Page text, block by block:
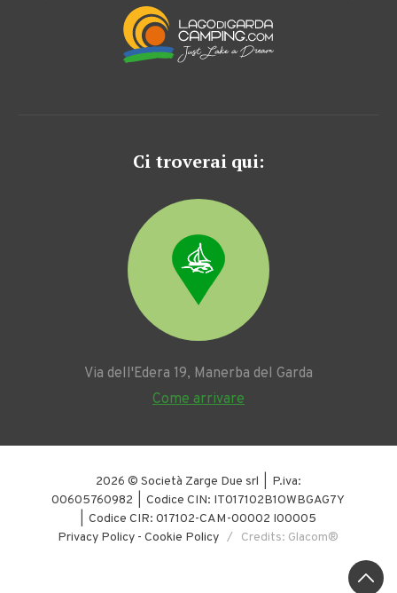
Ci troverai qui:
Via dell'Edera 19, Manerba del Garda
Come arrivare
2026 © Società Zarge Due srl | P.iva:
00605760982 | Codice CIN: IT017102B1OWBGAG7Y
| Codice CIR: 017102-CAM-00002 I00005
Privacy Policy -Cookie Policy / Credits: Glacom®